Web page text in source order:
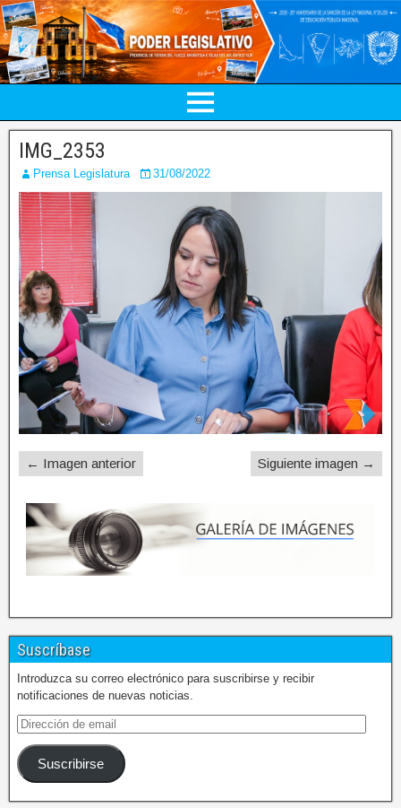
IMG_2353
Prensa Legislatura 31/08/2022
← Imagen anterior Siguiente imagen →
Suscríbase
Introduzca su correo electrónico para suscribirse y recibir
notificaciones de nuevas noticias.
Suscribirse